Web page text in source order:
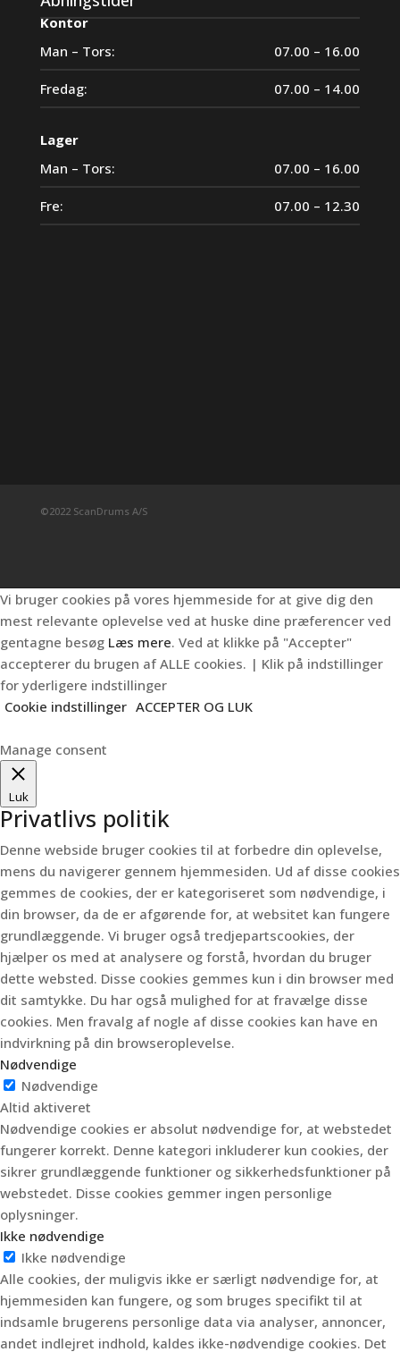
Kontor
Man – Tors:
07.00 – 16.00
Fredag: 07.00 – 14.00
Lager
Man – Tors:
07.00 – 16.00
Fre: 07.00 – 12.30
©2022 ScanDrums A/S
Vi bruger cookies på vores hjemmeside for at give dig den
mest relevante oplevelse ved at huske dine præferencer ved
gentagne besøg Læs mere. Ved at klikke på "Accepter"
accepterer du brugen af ALLE cookies. | Klik på indstillinger
for yderligere indstillinger
Cookie indstillinger ACCEPTER OG LUK
Manage consent
Luk
Privatlivs politik
Denne webside bruger cookies til at forbedre din oplevelse,
mens du navigerer gennem hjemmesiden. Ud af disse cookies
gemmes de cookies, der er kategoriseret som nødvendige, i
din browser, da de er afgørende for, at websitet kan fungere
grundlæggende. Vi bruger også tredjepartscookies, der
hjælper os med at analysere og forstå, hvordan du bruger
dette websted. Disse cookies gemmes kun i din browser med
dit samtykke. Du har også mulighed for at fravælge disse
cookies. Men fravalg af nogle af disse cookies kan have en
indvirkning på din browseroplevelse.
Nødvendige
Nødvendige
Altid aktiveret
Nødvendige cookies er absolut nødvendige for, at webstedet
fungerer korrekt. Denne kategori inkluderer kun cookies, der
sikrer grundlæggende funktioner og sikkerhedsfunktioner på
webstedet. Disse cookies gemmer ingen personlige
oplysninger.
Ikke nødvendige
Ikke nødvendige
Alle cookies, der muligvis ikke er særligt nødvendige for, at
hjemmesiden kan fungere, og som bruges specifikt til at
indsamle brugerens personlige data via analyser, annoncer,
andet indlejret indhold, kaldes ikke-nødvendige cookies. Det